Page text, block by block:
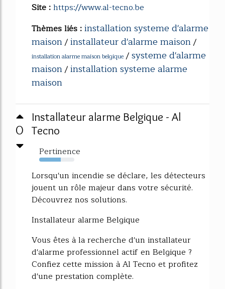
Site :https://www.al-tecno.be
Thèmes liés :installation systeme d'alarme
maison/installateur d'alarme maison/
installation alarme maison belgique /systeme d'alarme
maison/installation systeme alarme
maison
0
Installateur alarme Belgique - Al
Tecno
Pertinence
61%
Lorsqu'un incendie se déclare, les détecteurs
jouent un rôle majeur dans votre sécurité.
Découvrez nos solutions.
Installateur alarme Belgique
Vous êtes à la recherche d'un installateur
d'alarme professionnel actif en Belgique ?
Confiez cette mission à Al Tecno et profitez
d'une prestation complète.